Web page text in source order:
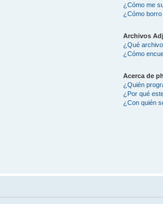
¿Cómo me
¿Cómo
Archivos
¿Qué
¿Cómo
Acerca de
¿Quién
¿Por qué
¿Con quién